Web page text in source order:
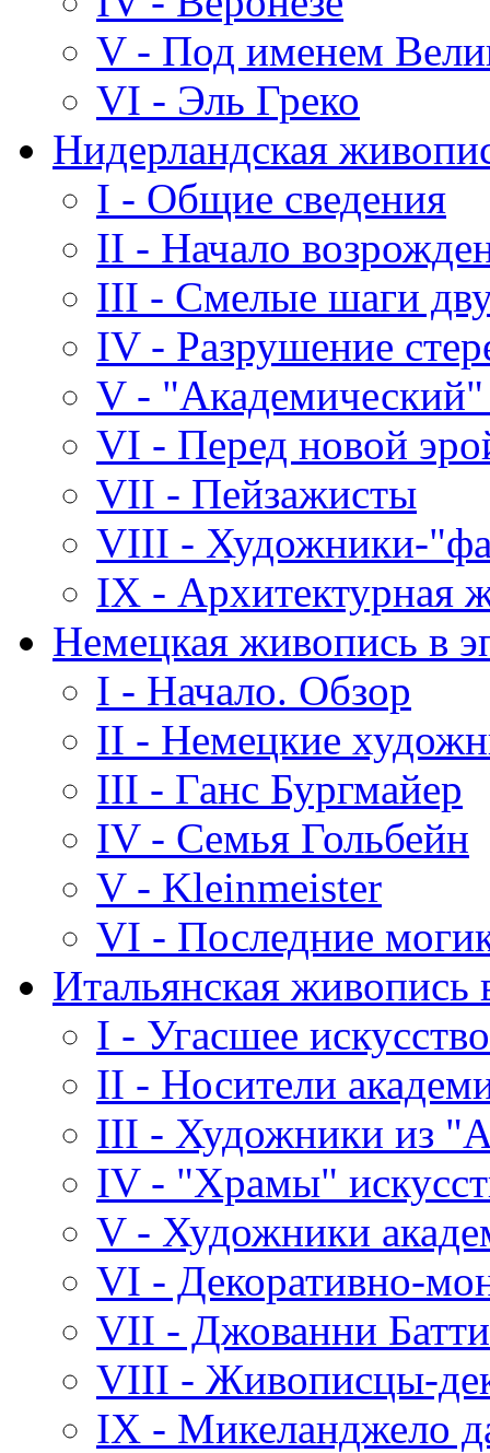
V - Под именем
VI - Эль Греко
Нидерландская
I - Общие сведения
II - Начало
III - Смелые шаги
IV - Разрушение
V - "Академический"
VI - Перед новой
VII - Пейзажисты
VIII - Художники-
IX - Архитектурная
Немецкая живопись в
I - Начало. Обзор
II - Немецкие
III - Ганс Бургмайер
IV - Семья Гольбейн
V - Kleinmeister
VI - Последние
Итальянская
I - Угасшее искусство
II - Носители
III - Художники из
IV - "Храмы"
V - Художники
VI - Декоративно-
VII - Джованни
VIII - Живописцы-
IX - Микеланджело